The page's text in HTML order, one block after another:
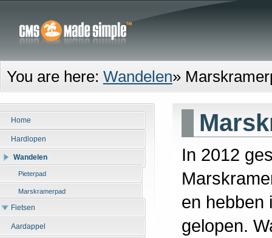
You are here: Wandelen»
Home
Hardlopen
Wandelen
Pieterpad
Marskramerpad
Fietsen
Aardappel
In 2012
en hebben
gelopen.